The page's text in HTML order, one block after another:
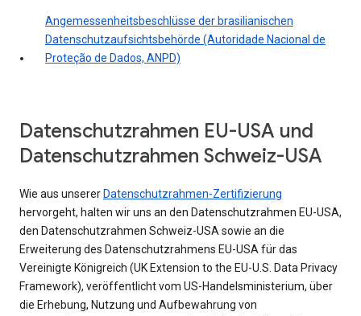
Angemessenheitsbeschlüsse der brasilianischen
Datenschutzaufsichtsbehörde (Autoridade Nacional de
Proteção de Dados, ANPD)
Datenschutzrahmen EU-USA und
Datenschutzrahmen Schweiz-USA
Wie aus unserer Datenschutzrahmen-Zertifizierung
hervorgeht, halten wir uns an den Datenschutzrahmen EU-USA,
den Datenschutzrahmen Schweiz-USA sowie an die
Erweiterung des Datenschutzrahmens EU-USA für das
Vereinigte Königreich (UK Extension to the EU-U.S. Data Privacy
Framework), veröffentlicht vom US-Handelsministerium, über
die Erhebung, Nutzung und Aufbewahrung von